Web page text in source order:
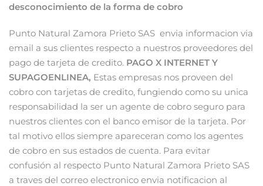
desconocimiento de la forma de cobro
Punto Natural Zamora Prieto SAS envia informacion via
email a sus clientes respecto a nuestros proveedores del
pago de tarjeta de credito. PAGO X INTERNET Y
SUPAGOENLINEA, Estas empresas nos proveen del
cobro con tarjetas de credito, fungiendo como su unica
responsabilidad la ser un agente de cobro seguro para
nuestros clientes con el banco emisor de la tarjeta. Por
tal motivo ellos siempre apareceran como los agentes
de cobro en sus estados de cuenta. Para evitar
confusión al respecto Punto Natural Zamora Prieto SAS
a traves del correo electronico envia notificacion al